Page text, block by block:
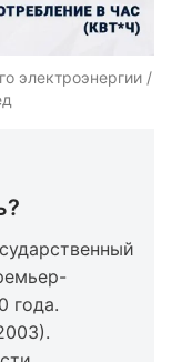
электроэнергии /
года.